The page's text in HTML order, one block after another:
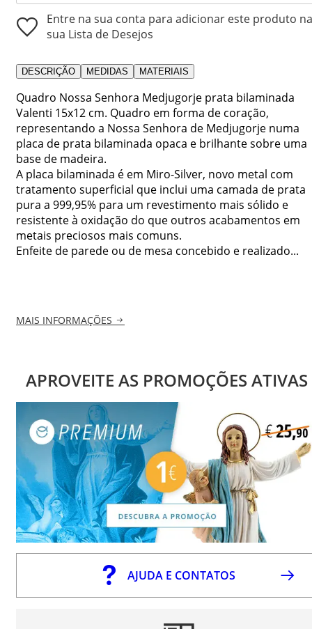
Entre na sua conta para adicionar este produto na
sua Lista de Desejos
DESCRIÇÃO MEDIDAS MATERIAIS
Quadro Nossa Senhora Medjugorje prata bilaminada
Valenti 15x12 cm. Quadro em forma de coração,
representando a Nossa Senhora de Medjugorje numa
placa de prata bilaminada opaca e brilhante sobre uma
base de madeira.
A placa bilaminada é em Miro-Silver, novo metal com
tratamento superficial que inclui uma camada de prata
pura a 999,95% para um revestimento mais sólido e
resistente à oxidação do que outros acabamentos em
metais preciosos mais comuns.
Enfeite de parede ou de mesa concebido e realizado...
MAIS INFORMAÇÕES
APROVEITE AS PROMOÇÕES ATIVAS
AJUDA E CONTATOS